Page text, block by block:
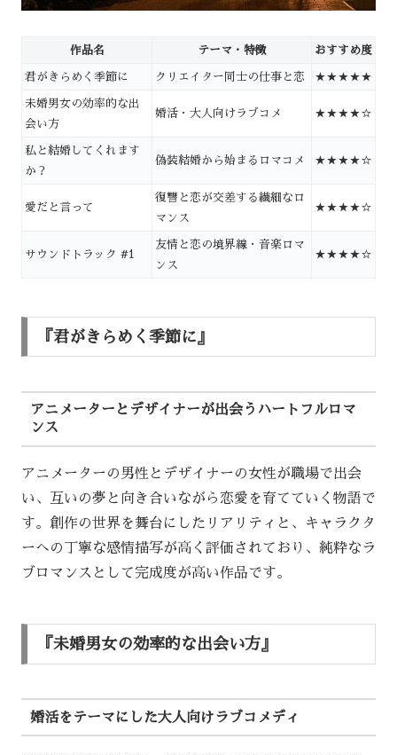
作品名 テーマ・特徴 おすすめ度
君がきらめく季節に クリエイター同士の仕事と恋 ★★★★★
未婚男女の効率的な出
会い方
婚活・大人向けラブコメ ★★★★☆
私と結婚してくれます
か？
偽装結婚から始まるロマコメ ★★★★☆
愛だと言って
復讐と恋が交差する繊細なロ
マンス
★★★★☆
サウンドトラック #1
友情と恋の境界線・音楽ロマ
ンス
★★★★☆
『君がきらめく季節に』
アニメーターとデザイナーが出会うハートフルロマ
ンス
アニメーターの男性とデザイナーの女性が職場で出会
い、互いの夢と向き合いながら恋愛を育てていく物語で
す。創作の世界を舞台にしたリアリティと、キャラクタ
ーへの丁寧な感情描写が高く評価されており、純粋なラ
ブロマンスとして完成度が高い作品です。
『未婚男女の効率的な出会い方』
婚活をテーマにした大人向けラブコメディ